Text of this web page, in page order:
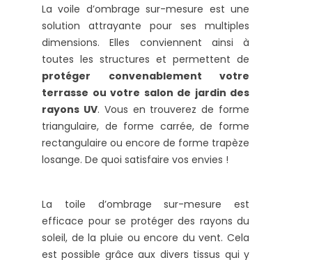
La voile d’ombrage sur-mesure est une
solution attrayante pour ses multiples
dimensions. Elles conviennent ainsi à
toutes les structures et permettent de
protéger convenablement votre
terrasse ou votre salon de jardin des
rayons UV. Vous en trouverez de forme
triangulaire, de forme carrée, de forme
rectangulaire ou encore de forme trapèze
losange. De quoi satisfaire vos envies !
La toile d’ombrage sur-mesure est
efficace pour se protéger des rayons du
soleil, de la pluie ou encore du vent. Cela
est possible grâce aux divers tissus qui y